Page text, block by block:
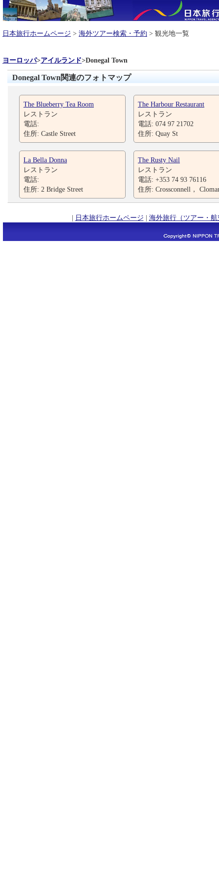
日本旅行ホームページ > 海外ツアー検索・予約 > 観光地一覧
ヨーロッパ>アイルランド>Donegal Town
Donegal Town関連のフォトマップ
The Blueberry Tea Room
レストラン
電話:
住所: Castle Street
The Harbour Restaurant
レストラン
電話: 074 97 21702
住所: Quay St
La Bella Donna
レストラン
電話:
住所: 2 Bridge Street
The Rusty Nail
レストラン
電話: +353 74 93 76116
住所: Crossconnell，
| 日本旅行ホームページ | 海外旅行（ツアー・航